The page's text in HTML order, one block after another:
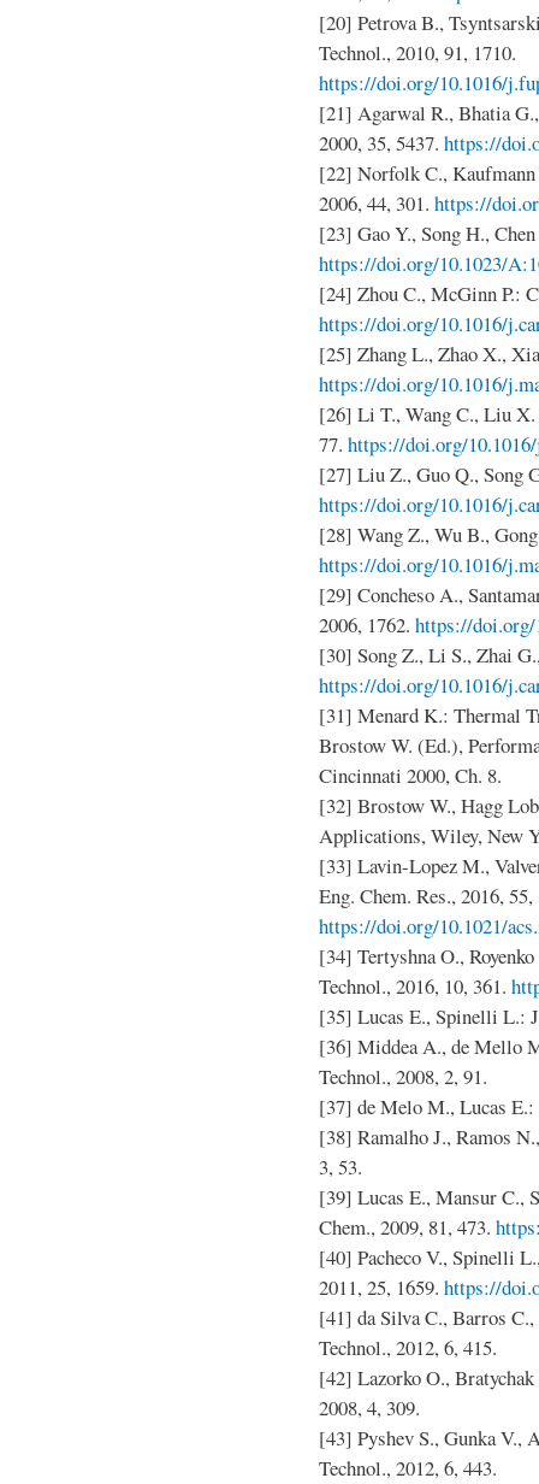
[20] Petrova B.,
Technol., 2010, 91, 1710.
https://doi.org/10.1016/
[21] Agarwal R., Bhatia
2000, 35, 5437. https://
[22] Norfolk C.,
2006, 44, 301. https://
[23] Gao Y., Song H.,
https://doi.org/10.1023/
[24] Zhou C., McGinn P.:
https://doi.org/10.1016/
[25] Zhang L., Zhao X.,
https://doi.org/10.1016/
[26] Li T., Wang C., Liu X.
77. https://doi.org/
[27] Liu Z., Guo Q., Song
https://doi.org/10.1016/
[28] Wang Z., Wu B.,
https://doi.org/10.1016/
[29] Concheso A.,
2006, 1762. https://doi.org/
[30] Song Z., Li S., Zhai
https://doi.org/10.1016/
[31] Menard K.: Thermal
Brostow W. (Ed.),
Cincinnati 2000, Ch. 8.
[32] Brostow W., Hagg
Applications, Wiley, New
[33] Lavin-Lopez M.,
Eng. Chem. Res., 2016, 55,
https://doi.org/10.1021/
[34] Tertyshna O.,
Technol., 2016, 10, 361.
[35] Lucas E., Spinelli L.:
[36] Middea A., de Mello
Technol., 2008, 2, 91.
[37] de Melo M., Lucas E.:
[38] Ramalho J., Ramos
3, 53.
[39] Lucas E., Mansur C.,
Chem., 2009, 81, 473.
[40] Pacheco V., Spinelli
2011, 25, 1659. https://
[41] da Silva C., Barros
Technol., 2012, 6, 415.
[42] Lazorko O.,
2008, 4, 309.
[43] Pyshev S., Gunka V.,
Technol., 2012, 6, 443.